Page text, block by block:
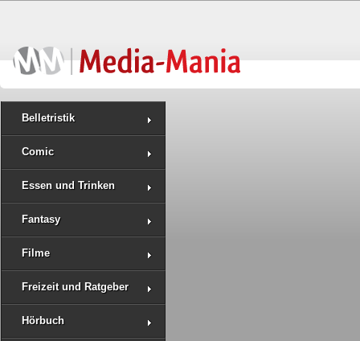
Belletristik
Comic
Essen und Trinken
Fantasy
Filme
Freizeit und Ratgeber
Hörbuch